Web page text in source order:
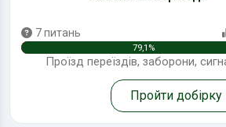
7 питань
79,1%
Проїзд переїздів, заборони,
Пройти добірку